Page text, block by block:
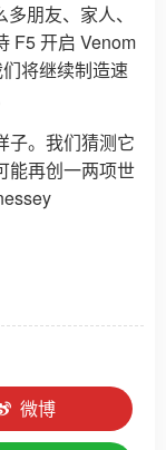
朋友、家人、
F5 开启 Venom
将继续制造速
子。我们猜测它
能再创一两项世
微博